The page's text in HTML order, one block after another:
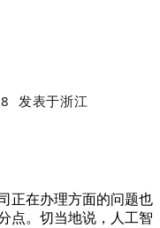
发表于浙江
在办理方面的问题也
点。切当地说，人工智